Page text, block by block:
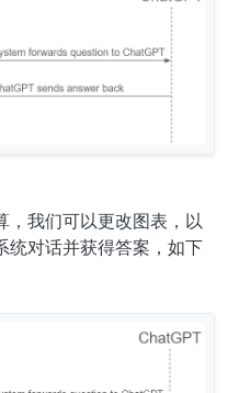
，我们可以更改图表，以
统对话并获得答案，如下